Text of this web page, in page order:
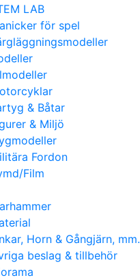
LAB
för spel
& Båtar
& Miljö
Fordon
Film
Horn & Gångjärn, mm.
beslag & tillbehör